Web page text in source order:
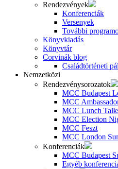
Rendezvények
Konferenciák
Versenyek
További
Könyvkiadás
Könyvtár
Corvinák blog
Családtörténeti
Nemzetközi
Rendezvénysorozatok
MCC Budapest
MCC
MCC Lunch
MCC Election
MCC Feszt
MCC London
Konferenciák
MCC Budapest
Egyéb